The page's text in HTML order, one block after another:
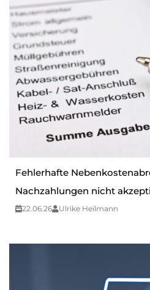
Fehlerhafte
Nachzahlungen nicht
22.06.26 Ulrike Heilmann